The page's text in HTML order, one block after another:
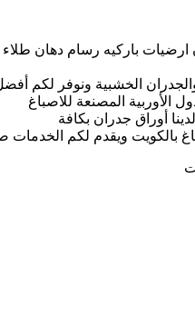
باركيه رسام دهان
الخشبية ونوفر لكم
الأوربية المصنعة للاصباغ
أوراق جدران بكافة
صباغ بالكويت ويقدم لكم